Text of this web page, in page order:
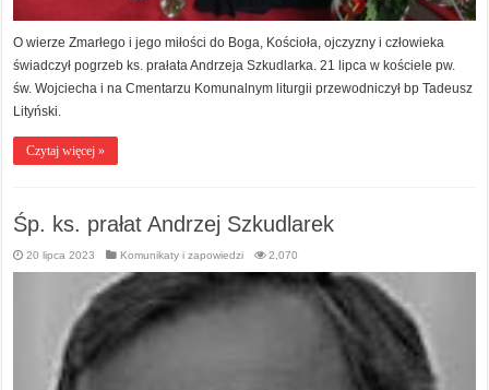
O wierze Zmarłego i jego miłości do Boga, Kościoła, ojczyzny i człowieka
świadczył pogrzeb ks. prałata Andrzeja Szkudlarka. 21 lipca w kościele pw.
św. Wojciecha i na Cmentarzu Komunalnym liturgii przewodniczył bp Tadeusz
Lityński.
Czytaj więcej »
Śp. ks. prałat Andrzej Szkudlarek
20 lipca 2023 Komunikaty i zapowiedzi 2,070